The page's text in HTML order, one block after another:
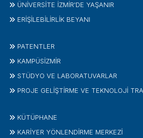
ÜNİVERSİTE İZMİR'DE YAŞANIR
ERİŞİLEBİLİRLİK BEYANI
PATENTLER
KAMPÜSİZMIR
STÜDYO VE LABORATUVARLAR
PROJE GELIŞTIRME VE TEKNOLOJI
KÜTÜPHANE
KARİYER YÖNLENDİRME MERKEZİ